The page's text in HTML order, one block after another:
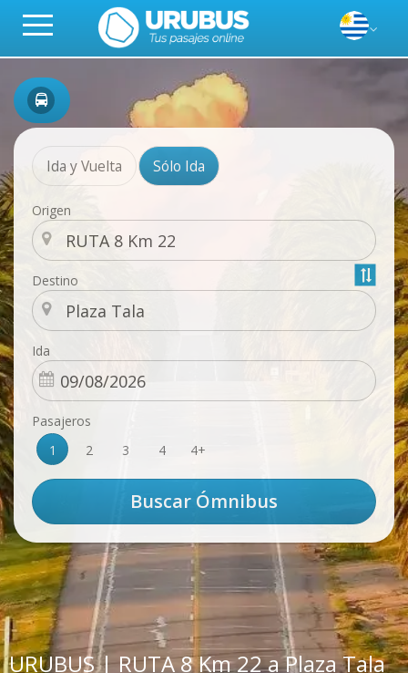
Ida y Vuelta Sólo Ida
Origen
Destino
Ida
Pasajeros
1
2 3 4 4+
URUBUS | RUTA 8 Km 22 a Plaza Tala